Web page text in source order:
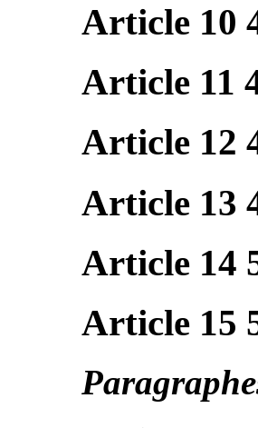
Article 10
Article 11
Article 12
Article 13
Article 14
Article 15